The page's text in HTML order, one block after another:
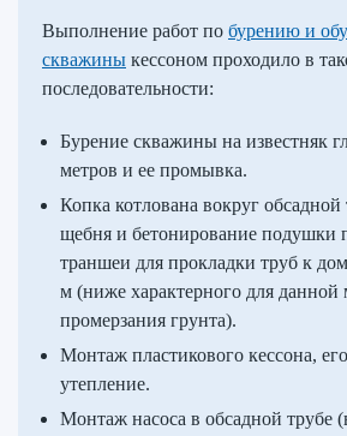
Выполнение работ по бурению и
скважины кессоном проходило в
последовательности:
Бурение скважины на известняк
метров и ее промывка.
Копка котлована вокруг
щебня и бетонирование подушки
траншеи для прокладки труб к
м (ниже характерного для данной
промерзания грунта).
Монтаж пластикового кессона,
утепление.
Монтаж насоса в обсадной трубе